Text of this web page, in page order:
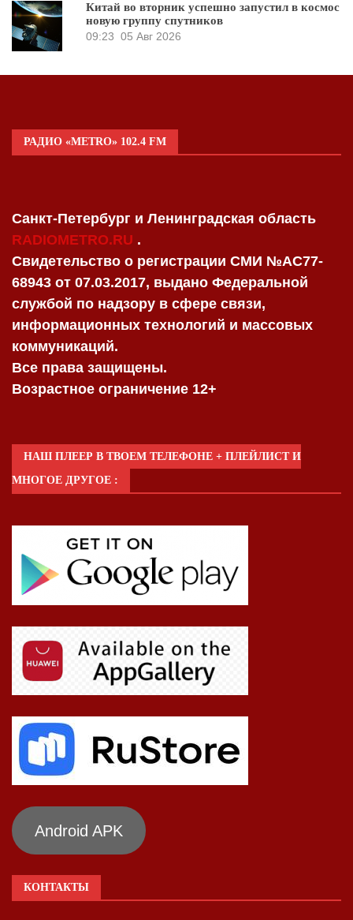
Китай во вторник успешно запустил в космос
новую группу спутников
09:23 05 Авг 2026
РАДИО «METRO» 102.4 FM
Санкт-Петербург и Ленинградская область
RADIOMETRO.RU .
Свидетельство о регистрации СМИ №AC77-
68943 от 07.03.2017, выдано Федеральной
службой по надзору в сфере связи,
информационных технологий и массовых
коммуникаций.
Все права защищены.
Возрастное ограничение 12+
НАШ ПЛЕЕР В ТВОЕМ ТЕЛЕФОНЕ + ПЛЕЙЛИСТ И
МНОГОЕ ДРУГОЕ :
Android APK
КОНТАКТЫ